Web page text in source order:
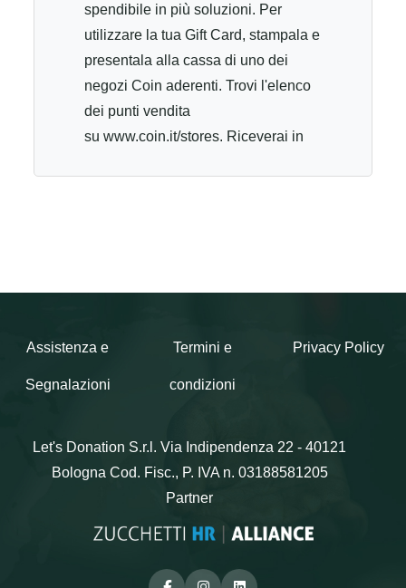
spendibile in più soluzioni. Per
utilizzare la tua Gift Card, stampala e
presentala alla cassa di uno dei
negozi Coin aderenti. Trovi l'elenco
dei punti vendita
su www.coin.it/stores. Riceverai in
Assistenza e
Segnalazioni
Termini e
condizioni
Privacy Policy
Let's Donation S.r.l. Via Indipendenza 22 - 40121
Bologna Cod. Fisc., P. IVA n. 03188581205
Partner